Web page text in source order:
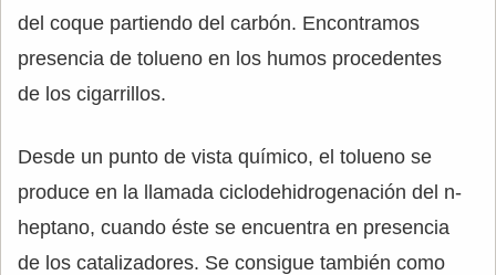
del coque partiendo del carbón. Encontramos
presencia de tolueno en los humos procedentes
de los cigarrillos.
Desde un punto de vista químico, el tolueno se
produce en la llamada ciclodehidrogenación del n-
heptano, cuando éste se encuentra en presencia
de los catalizadores. Se consigue también como